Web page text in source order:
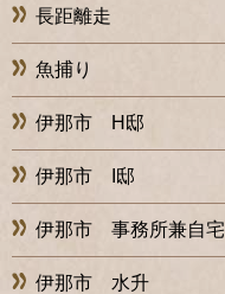
長距離走
魚捕り
伊那市 H邸
伊那市 I邸
伊那市 事務所兼自宅
伊那市 水升